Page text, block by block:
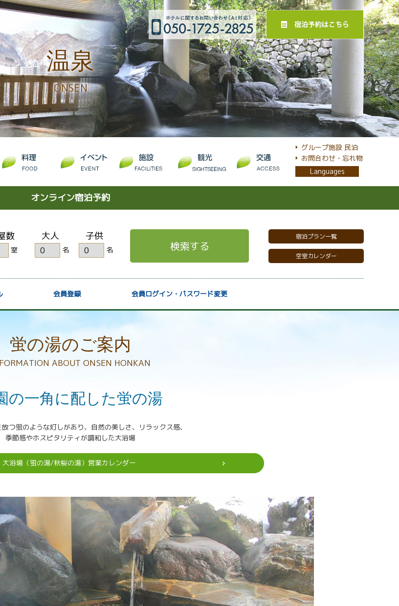
温泉
ONSEN
グループ施設 民泊
お問合わせ・忘れ物
Languages
オンライン宿泊予約
数
室
大人
名
子供
名 検索する
宿泊プラン一覧
空室カレンダー
会員登録 会員ログイン・パスワード変更
蛍の湯のご案内
ABOUT ONSEN HONKAN
の一角に配した蛍の湯
つ蛍のような灯しがあり、自然の美しさ、リラックス感、
季節感やホスピタリティが調和した大浴場
大浴場（蛍の湯/秋桜の湯）営業カレンダー